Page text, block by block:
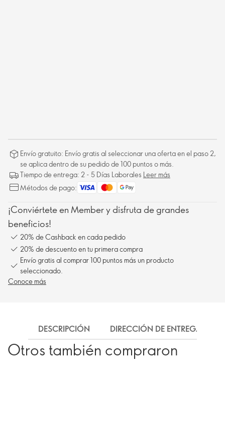
Envío gratuito: Envío gratis al seleccionar una oferta en el paso 2,
se aplica dentro de su pedido de 100 puntos o más.
Tiempo de entrega: 2 - 5 Días Laborales Leer más
Métodos de pago:
¡Conviértete en Member y disfruta de grandes
beneficios!
20% de Cashback en cada pedido
20% de descuento en tu primera compra
Envío gratis al comprar 100 puntos más un producto
seleccionado.
Conoce más
DESCRIPCIÓN DIRECCIÓN DE ENTREGA
Otros también compraron